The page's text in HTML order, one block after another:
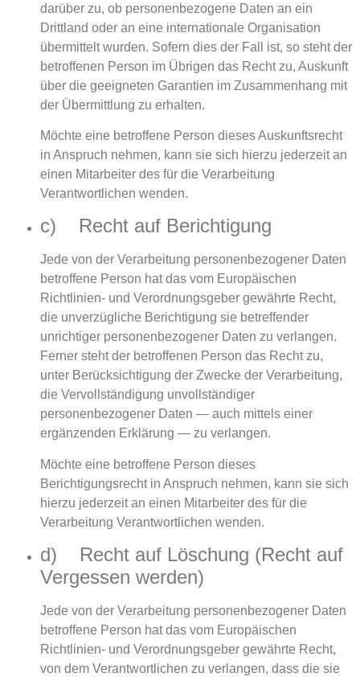
darüber zu, ob personenbezogene Daten an ein
Drittland oder an eine internationale Organisation
übermittelt wurden. Sofern dies der Fall ist, so steht der
betroffenen Person im Übrigen das Recht zu, Auskunft
über die geeigneten Garantien im Zusammenhang mit
der Übermittlung zu erhalten.
Möchte eine betroffene Person dieses Auskunftsrecht
in Anspruch nehmen, kann sie sich hierzu jederzeit an
einen Mitarbeiter des für die Verarbeitung
Verantwortlichen wenden.
c) Recht auf Berichtigung
Jede von der Verarbeitung personenbezogener Daten
betroffene Person hat das vom Europäischen
Richtlinien- und Verordnungsgeber gewährte Recht,
die unverzügliche Berichtigung sie betreffender
unrichtiger personenbezogener Daten zu verlangen.
Ferner steht der betroffenen Person das Recht zu,
unter Berücksichtigung der Zwecke der Verarbeitung,
die Vervollständigung unvollständiger
personenbezogener Daten — auch mittels einer
ergänzenden Erklärung — zu verlangen.
Möchte eine betroffene Person dieses
Berichtigungsrecht in Anspruch nehmen, kann sie sich
hierzu jederzeit an einen Mitarbeiter des für die
Verarbeitung Verantwortlichen wenden.
d) Recht auf Löschung (Recht auf
Vergessen werden)
Jede von der Verarbeitung personenbezogener Daten
betroffene Person hat das vom Europäischen
Richtlinien- und Verordnungsgeber gewährte Recht,
von dem Verantwortlichen zu verlangen, dass die sie